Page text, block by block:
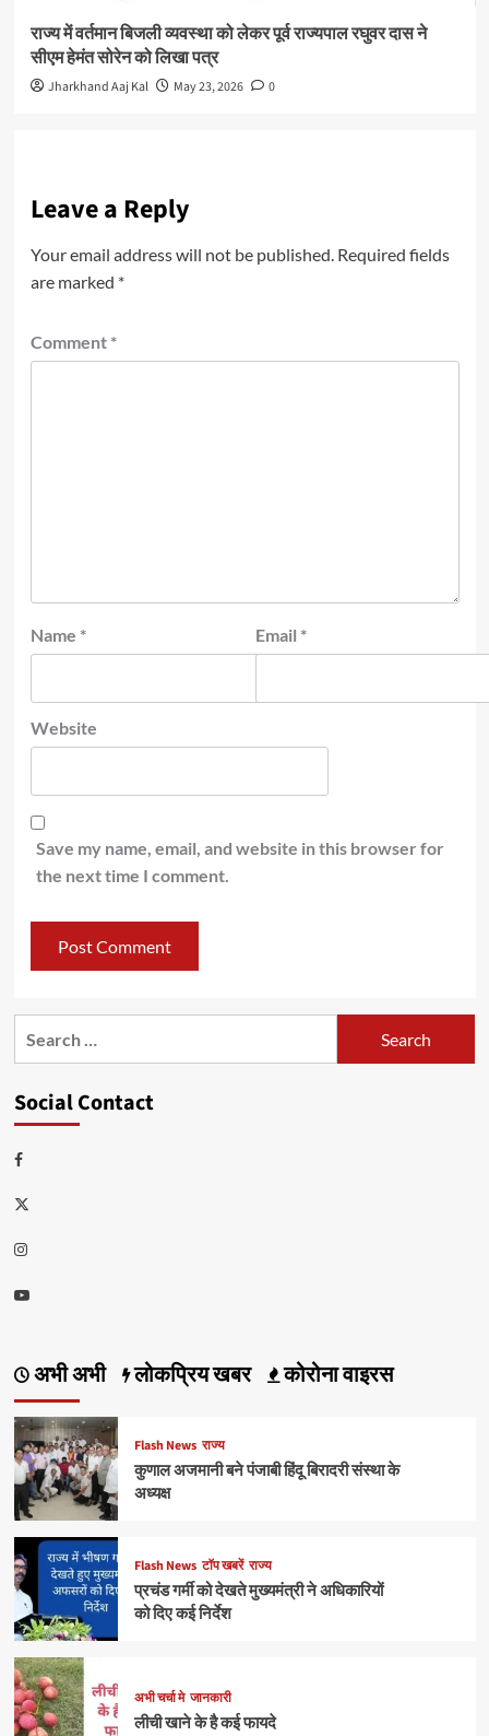
राज्य में वर्तमान बिजली व्यवस्था को लेकर पूर्व राज्यपाल रघुवर दास ने
सीएम हेमंत सोरेन को लिखा पत्र
Jharkhand Aaj Kal May 23, 2026 0
Leave a Reply
Your email address will not be published. Required fields
are marked *
Comment *
Name * Email *
Website
Save my name, email, and website in this browser for
the next time I comment.
Social Contact
Facebook
Twitter
Instagram
Youtube
अभी अभी लोकप्रिय खबर कोरोना वाइरस
Flash News राज्य
कुणाल अजमानी बने पंजाबी हिंदू बिरादरी संस्था के
अध्यक्ष
Flash News टॉप खबरें राज्य
प्रचंड गर्मी को देखते मुख्यमंत्री ने अधिकारियों
को दिए कई निर्देश
अभी चर्चा मे जानकारी
लीची खाने के है कई फायदे